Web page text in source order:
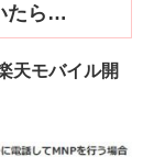
たら…
天モバイル開